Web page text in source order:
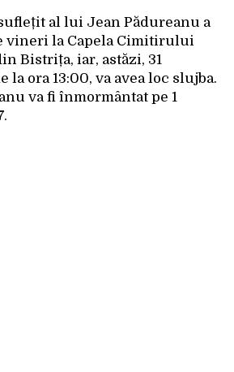
al lui Jean Pădureanu a
vineri la Capela Cimitirului
Bistrița, iar, astăzi, 31
la ora 13:00, va avea loc slujba.
va fi înmormântat pe 1